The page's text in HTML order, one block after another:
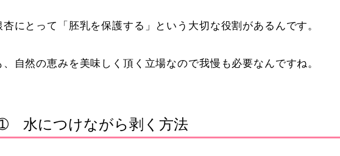
にとって「胚乳を保護する」という大切な役割があるんです。
自然の恵みを美味しく頂く立場なので我慢も必要なんですね。
水につけながら剥く方法